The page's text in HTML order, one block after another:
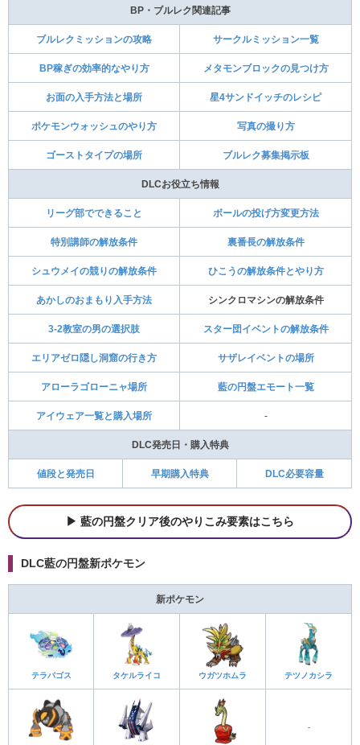
BP・ブルレク関連記事
ブルレクミッションの攻略 サークルミッション一覧
BP稼ぎの効率的なやり方 メタモンブロックの見つけ方
お面の入手方法と場所 星4サンドイッチのレシピ
ポケモンウォッシュのやり方 写真の撮り方
ゴーストタイプの場所 ブルレク募集掲示板
DLCお役立ち情報
リーグ部でできること ボールの投げ方変更方法
特別講師の解放条件 裏番長の解放条件
シュウメイの競りの解放条件 ひこうの解放条件とやり方
あかしのおまもり入手方法 シンクロマシンの解放条件
3-2教室の男の選択肢 スター団イベントの解放条件
エリアゼロ隠し洞窟の行き方 サザレイベントの場所
アローラゴローニャ場所 藍の円盤エモート一覧
アイウェア一覧と購入場所 -
DLC発売日・購入特典
値段と発売日 早期購入特典 DLC必要容量
藍の円盤クリア後のやりこみ要素はこちら
DLC藍の円盤新ポケモン
新ポケモン
テラパゴス タケルライコ ウガツホムラ テツノカシラ
-